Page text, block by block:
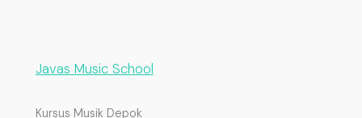
Javas Music School
Kursus Musik Depok